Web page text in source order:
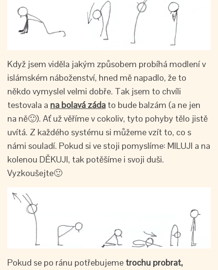
Když jsem viděla jakým způsobem probíhá modlení v
islámském náboženství, hned mě napadlo, že to
někdo vymyslel velmi dobře. Tak jsem to chvíli
testovala a na bolavá záda to bude balzám (a ne jen
na ně🙂). Ať už věříme v cokoliv, tyto pohyby tělo jistě
uvítá. Z každého systému si můžeme vzít to, co s
námi souladí. Pokud si ve stoji pomyslíme: MILUJI a na
kolenou DĚKUJI, tak potěšíme i svoji duši.
Vyzkoušejte🙂
Pokud se po ránu potřebujeme trochu probrat,